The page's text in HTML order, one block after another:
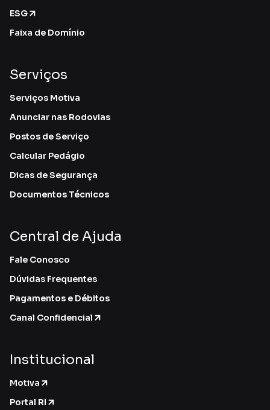
ESG
Faixa de Domínio
Serviços
Serviços Motiva
Anunciar nas Rodovias
Postos de Serviço
Calcular Pedágio
Dicas de Segurança
Documentos Técnicos
Central de Ajuda
Fale Conosco
Dúvidas Frequentes
Pagamentos e Débitos
Canal Confidencial
Institucional
Motiva
Portal RI